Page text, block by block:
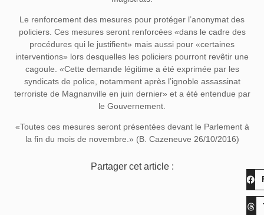
Le renforcement des mesures pour protéger l’anonymat des
policiers. Ces mesures seront renforcées «dans le cadre des
procédures qui le justifient» mais aussi pour «certaines
interventions» lors desquelles les policiers pourront revêtir une
cagoule. «Cette demande légitime a été exprimée par les
syndicats de police, notamment après l’ignoble assassinat
terroriste de Magnanville en juin dernier» et a été entendue par
le Gouvernement.
«Toutes ces mesures seront présentées devant le Parlement à
la fin du mois de novembre.» (B. Cazeneuve 26/10/2016)
Partager cet article :